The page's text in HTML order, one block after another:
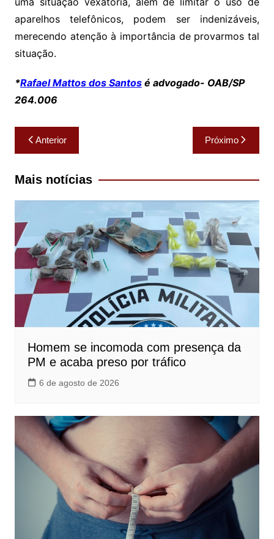
aparelhos telefônicos, podem ser indenizáveis,
merecendo atenção à importância de provarmos tal
situação.
*Rafael Mattos dos Santosé advogado- OAB/SP
264.006
Navegação
de
Post
Anterior Próximo
Mais notícias
Homem se incomoda com presença da
PM e acaba preso por tráfico
6 de agosto de 2026